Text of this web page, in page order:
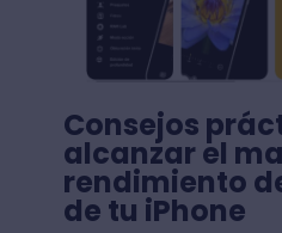
Consejos
alcanzar el
rendimiento
de tu iPhone